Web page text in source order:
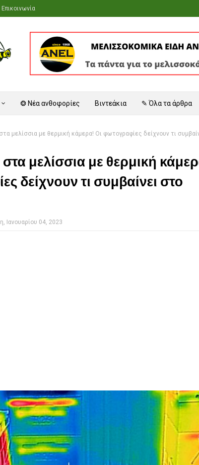
Επικοινωνία
❂ Νέα ανθοφορίες Βιντεάκια ✎ Όλα τα άρθρα
μελίσσια με θερμική κάμερα! Οι φωτογραφίες δείχνουν τι
μελίσσια με θερμική
δείχνουν τι συμβαίνει στο
Ιανουαρίου 04, 2023